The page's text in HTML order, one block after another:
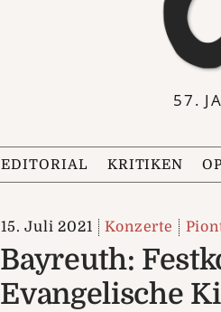
57.
EDITORIAL KRITIKEN
15. Juli 2021 Konzerte
Bayreuth:
Evangelische